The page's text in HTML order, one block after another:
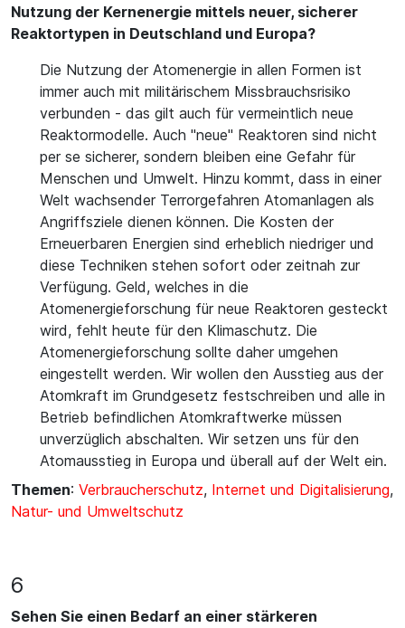
Nutzung der Kernenergie mittels neuer, sicherer
Reaktortypen in Deutschland und Europa?
Die Nutzung der Atomenergie in allen Formen ist
immer auch mit militärischem Missbrauchsrisiko
verbunden - das gilt auch für vermeintlich neue
Reaktormodelle. Auch "neue" Reaktoren sind nicht
per se sicherer, sondern bleiben eine Gefahr für
Menschen und Umwelt. Hinzu kommt, dass in einer
Welt wachsender Terrorgefahren Atomanlagen als
Angriffsziele dienen können. Die Kosten der
Erneuerbaren Energien sind erheblich niedriger und
diese Techniken stehen sofort oder zeitnah zur
Verfügung. Geld, welches in die
Atomenergieforschung für neue Reaktoren gesteckt
wird, fehlt heute für den Klimaschutz. Die
Atomenergieforschung sollte daher umgehen
eingestellt werden. Wir wollen den Ausstieg aus der
Atomkraft im Grundgesetz festschreiben und alle in
Betrieb befindlichen Atomkraftwerke müssen
unverzüglich abschalten. Wir setzen uns für den
Atomausstieg in Europa und überall auf der Welt ein.
Themen: Verbraucherschutz, Internet und Digitalisierung,
Natur- und Umweltschutz
6
Sehen Sie einen Bedarf an einer stärkeren